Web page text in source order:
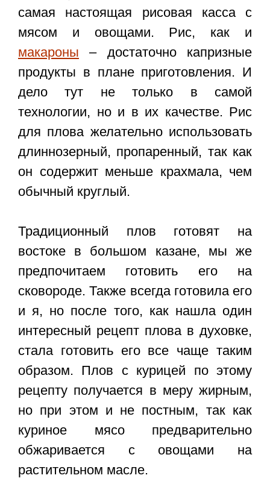
самая настоящая рисовая касса с
мясом и овощами. Рис, как и
макароны – достаточно капризные
продукты в плане приготовления. И
дело тут не только в самой
технологии, но и в их качестве. Рис
для плова желательно использовать
длиннозерный, пропаренный, так как
он содержит меньше крахмала, чем
обычный круглый.
Традиционный плов готовят на
востоке в большом казане, мы же
предпочитаем готовить его на
сковороде. Также всегда готовила его
и я, но после того, как нашла один
интересный рецепт плова в духовке,
стала готовить его все чаще таким
образом. Плов с курицей по этому
рецепту получается в меру жирным,
но при этом и не постным, так как
куриное мясо предварительно
обжаривается с овощами на
растительном масле.